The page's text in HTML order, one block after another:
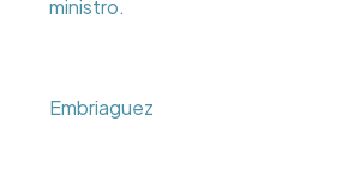
ministro.
Embriaguez